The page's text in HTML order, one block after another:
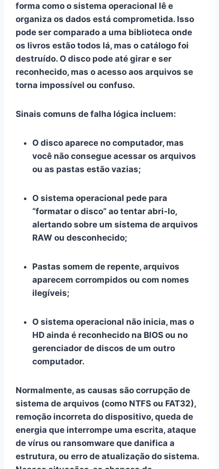
forma como o sistema operacional lê e
organiza os dados está comprometida. Isso
pode ser comparado a uma biblioteca onde
os livros estão todos lá, mas o catálogo foi
destruído. O disco pode até girar e ser
reconhecido, mas o acesso aos arquivos se
torna impossível ou confuso.
Sinais comuns de falha lógica incluem:
O disco aparece no computador, mas
você não consegue acessar os arquivos
ou as pastas estão vazias;
O sistema operacional pede para
“formatar o disco” ao tentar abri-lo,
alertando sobre um sistema de arquivos
RAW ou desconhecido;
Pastas somem de repente, arquivos
aparecem corrompidos ou com nomes
ilegíveis;
O sistema operacional não inicia, mas o
HD ainda é reconhecido na BIOS ou no
gerenciador de discos de um outro
computador.
Normalmente, as causas são corrupção de
sistema de arquivos (como NTFS ou FAT32),
remoção incorreta do dispositivo, queda de
energia que interrompe uma escrita, ataque
de vírus ou ransomware que danifica a
estrutura, ou erro de atualização do sistema.